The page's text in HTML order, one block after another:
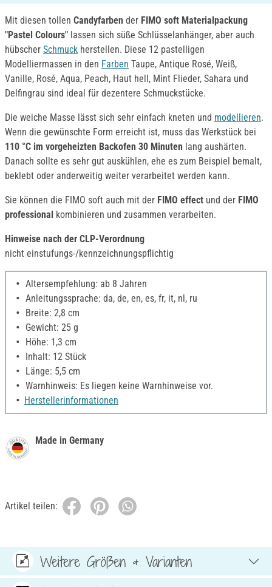
Mit diesen tollen Candyfarben der FIMO soft Materialpackung
"Pastel Colours" lassen sich süße Schlüsselanhänger, aber auch
hübscher Schmuck herstellen. Diese 12 pastelligen
Modelliermassen in den Farben Taupe, Antique Rosé, Weiß,
Vanille, Rosé, Aqua, Peach, Haut hell, Mint Flieder, Sahara und
Delfingrau sind ideal für dezentere Schmuckstücke.
Die weiche Masse lässt sich sehr einfach kneten und modellieren.
Wenn die gewünschte Form erreicht ist, muss das Werkstück bei
110 °C im vorgeheizten Backofen 30 Minuten lang aushärten.
Danach sollte es sehr gut auskühlen, ehe es zum Beispiel bemalt,
beklebt oder anderweitig weiter verarbeitet werden kann.
Sie können die FIMO soft auch mit der FIMO effect und der FIMO
professional kombinieren und zusammen verarbeiten.
Hinweise nach der CLP-Verordnung
nicht einstufungs-/kennzeichnungspflichtig
Altersempfehlung: ab 8 Jahren
Anleitungssprache: da, de, en, es, fr, it, nl, ru
Breite: 2,8 cm
Gewicht: 25 g
Höhe: 1,3 cm
Inhalt: 12 Stück
Länge: 5,5 cm
Warnhinweis: Es liegen keine Warnhinweise vor.
Herstellerinformationen
Made in Germany
Artikel teilen:
Weitere Größen & Varianten